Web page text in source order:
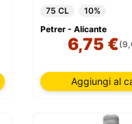
75 CL
10%
Petrer - Alicante
6,75 €
Aggiungi al